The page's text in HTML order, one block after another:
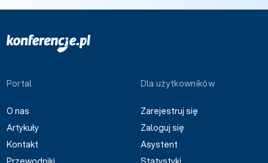
Portal
O nas
Artykuły
Kontakt
Dla użytkowników
Zarejestruj się
Zaloguj się
Asystent